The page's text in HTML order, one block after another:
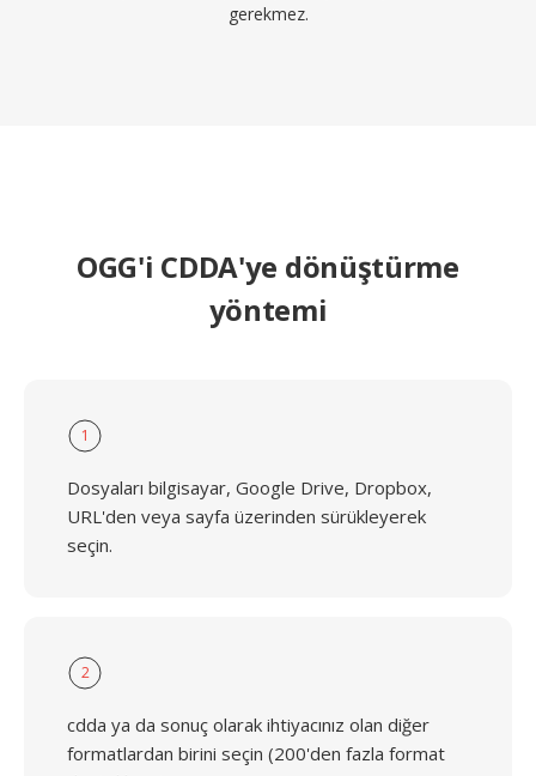
gerekmez.
OGG'i CDDA'ye dönüştürme
yöntemi
1
Dosyaları bilgisayar, Google Drive, Dropbox,
URL'den veya sayfa üzerinden sürükleyerek
seçin.
2
cdda ya da sonuç olarak ihtiyacınız olan diğer
formatlardan birini seçin (200'den fazla format